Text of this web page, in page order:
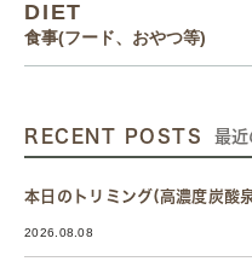
DIET
食事(フード、おやつ等)
RECENT POSTS 最近
本日のトリミング(高濃度炭酸
2026.08.08